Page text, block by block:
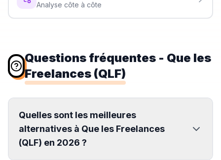
Analyse côte à côte
Questions fréquentes - Que les
Freelances (QLF)
Quelles sont les meilleures
alternatives à Que les Freelances
(QLF) en 2026 ?